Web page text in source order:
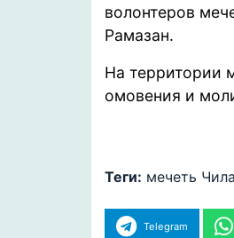
волонтеров
Рамазан.
На территории
омовения и
Теги: мечеть
Telegram